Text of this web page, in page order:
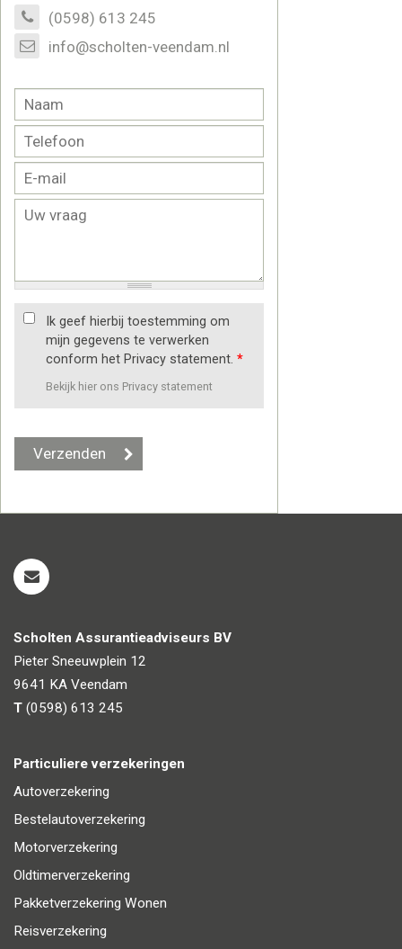
(0598) 613 245
info@scholten-veendam.nl
Ik geef hierbij toestemming om
mijn gegevens te verwerken
conform het Privacy statement. *
Bekijk hier ons Privacy statement
Scholten Assurantieadviseurs BV
Pieter Sneeuwplein 12
9641 KA Veendam
T (0598) 613 245
Particuliere verzekeringen
Autoverzekering
Bestelautoverzekering
Motorverzekering
Oldtimerverzekering
Pakketverzekering Wonen
Reisverzekering